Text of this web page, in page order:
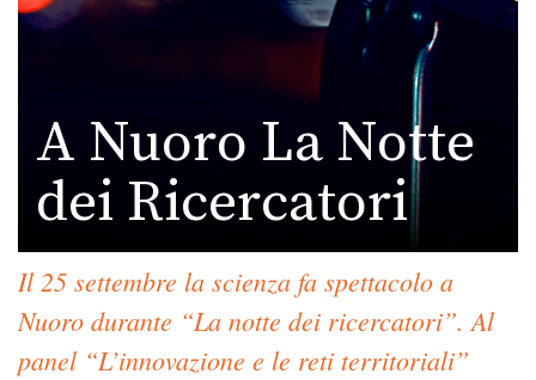
A Nuoro La Notte
dei Ricercatori
Il 25 settembre la scienza fa spettacolo a
Nuoro durante “La notte dei ricercatori”. Al
panel “L’innovazione e le reti territoriali”